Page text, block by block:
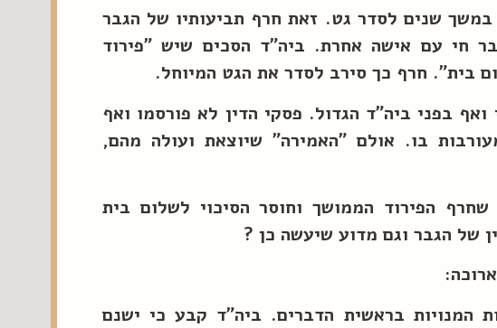
שנים לסדר גט. זאת חרף תביעותיו של הגבר
שנים. הגבר כבר חי עם אישה אחרת. ביה"ד הסכים שיש "פירוד
בית". חרף כך סירב לסדר את הגט המיוחל.
ואף בפני ביה"ד הגדול. פסקי הדין לא פורסמו ואף
בו. אולם "האמירה" שיוצאת ועולה מהם,
הפירוד הממושך וחוסר הסיכוי לשלום בית
של הגבר וגם מדוע שיעשה כן ?
המנויות בראשית הדברים. ביה"ד קבע כי ישנם